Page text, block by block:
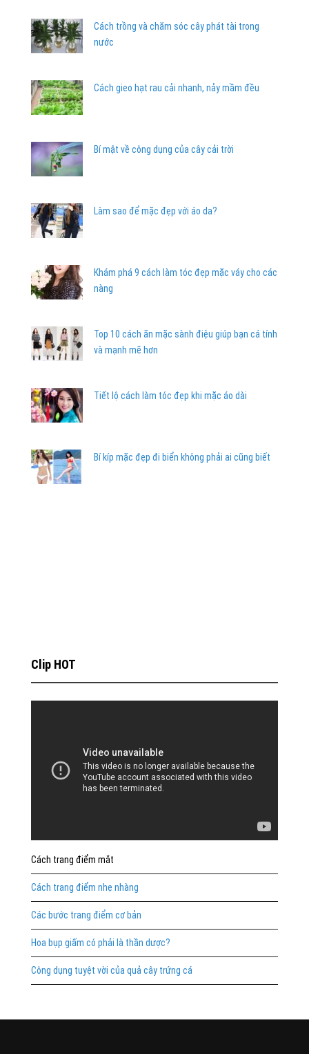
Cách trồng và chăm sóc cây phát tài trong
nước
Cách gieo hạt rau cải nhanh, nảy mầm đều
Bí mật về công dụng của cây cải trời
Làm sao để mặc đẹp với áo da?
Khám phá 9 cách làm tóc đẹp mặc váy cho các
nàng
Top 10 cách ăn mặc sành điệu giúp bạn cá tính
và mạnh mẽ hơn
Tiết lộ cách làm tóc đẹp khi mặc áo dài
Bí kíp mặc đẹp đi biển không phải ai cũng biết
Clip HOT
Cách trang điểm mắt
Cách trang điểm nhẹ nhàng
Các bước trang điểm cơ bản
Hoa bụp giấm có phải là thần dược?
Công dụng tuyệt vời của quả cây trứng cá